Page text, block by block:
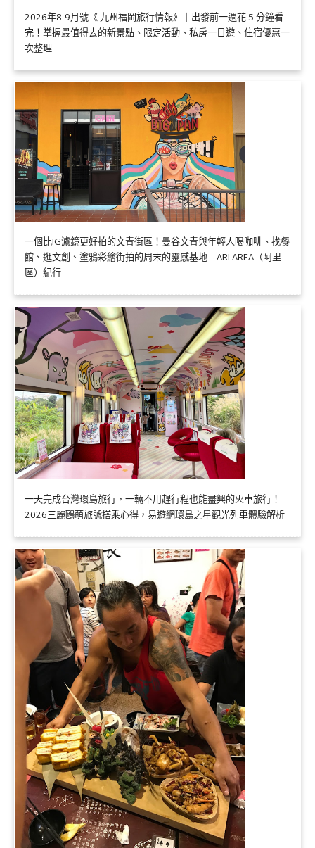
2026年8-9月號《 九州福岡旅行情報》｜出發前一週花 5 分鐘看
完！掌握最值得去的新景點、限定活動、私房一日遊、住宿優惠一
次整理
一個比IG濾鏡更好拍的文青街區！曼谷文青與年輕人喝咖啡、找餐
館、逛文創、塗鴉彩繪街拍的周末的靈感基地｜ARI AREA（阿里
區）紀行
一天完成台灣環島旅行，一輛不用趕行程也能盡興的火車旅行！
2026三麗鷗萌旅號搭乘心得，易遊網環島之星觀光列車體驗解析